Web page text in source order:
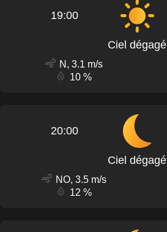
19:00
Ciel dégagé
N, 3.1 m/s
10 %
20:00
Ciel dégagé
NO, 3.5 m/s
12 %